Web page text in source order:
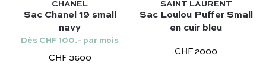
CHANEL
Sac Chanel 19 small
navy
Dès CHF 100.- par mois
CHF 3600
SAINT LAURENT
Sac Loulou Puffer Small
en cuir bleu
CHF 2000